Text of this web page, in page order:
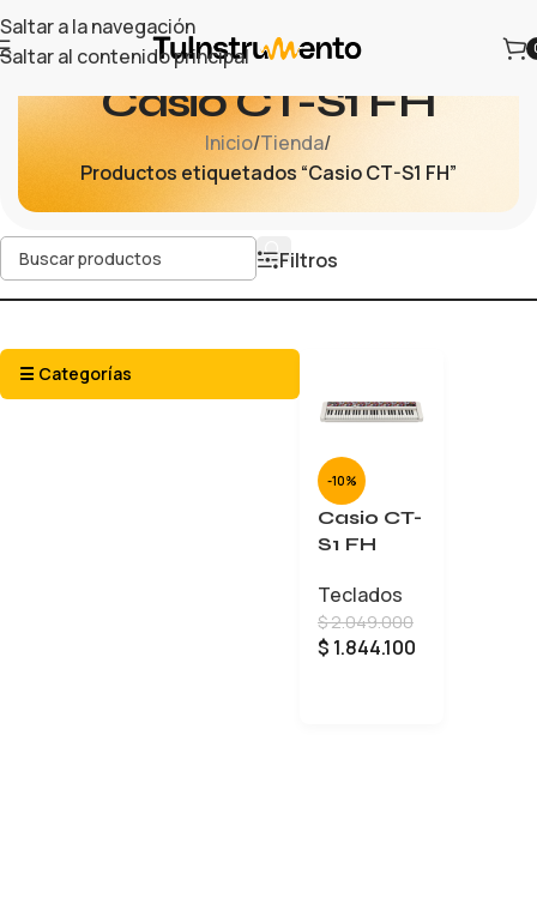
Saltar a la navegación
Saltar al contenido principal
Casio CT-S1 FH
Inicio/Tienda/
Productos etiquetados “Casio CT-S1 FH”
Filtros
☰ Categorías
-10%
Casio CT-
S1 FH
Teclados
$2.049.000
$ 1.844.100